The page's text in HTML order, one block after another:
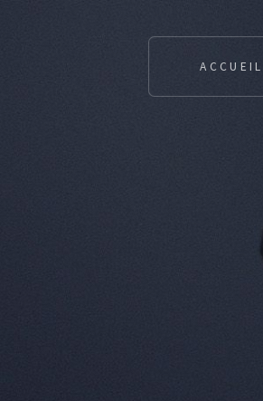
ACCUEIL